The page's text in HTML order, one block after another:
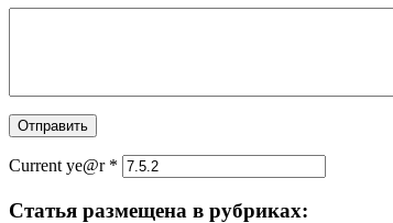
Current ye@r *
Статья размещена в рубриках: